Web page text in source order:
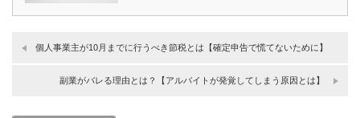
個人事業主が10月までに行うべき節税とは【確定申告で慌てないために】
副業がバレる理由とは？【アルバイトが発覚してしまう原因とは】